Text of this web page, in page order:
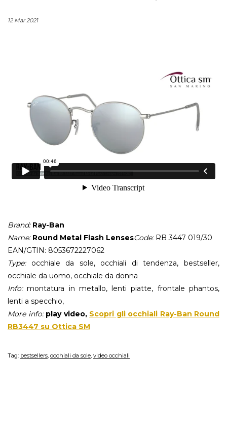
12 Mar 2021
Brand:Ray-Ban
Name:Round Metal Flash LensesCode:RB 3447 019/30
EAN/GTIN: 8053672227062
Type:occhiale da sole, occhiali di tendenza, bestseller,
occhiale da uomo, occhiale da donna
Info:montatura in metallo, lenti piatte, frontale phantos,
lenti a specchio,
More info:play video, Scopri gli occhiali Ray-Ban Round
RB3447 su Ottica SM
Tag: bestsellers, occhiali da sole, video occhiali